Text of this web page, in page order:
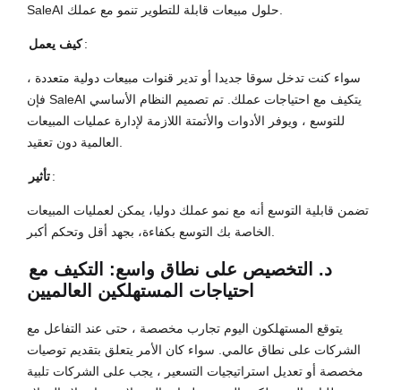
SaleAI حلول مبيعات قابلة للتطوير تنمو مع عملك.
كيف يعمل:
سواء كنت تدخل سوقا جديدا أو تدير قنوات مبيعات دولية متعددة ،
فإن SaleAI يتكيف مع احتياجات عملك. تم تصميم النظام الأساسي
للتوسع ، ويوفر الأدوات والأتمتة اللازمة لإدارة عمليات المبيعات
العالمية دون تعقيد.
تأثير:
تضمن قابلية التوسع أنه مع نمو عملك دوليا، يمكن لعمليات المبيعات
الخاصة بك التوسع بكفاءة، بجهد أقل وتحكم أكبر.
د. التخصيص على نطاق واسع: التكيف مع
احتياجات المستهلكين العالميين
يتوقع المستهلكون اليوم تجارب مخصصة ، حتى عند التفاعل مع
الشركات على نطاق عالمي. سواء كان الأمر يتعلق بتقديم توصيات
مخصصة أو تعديل استراتيجيات التسعير ، يجب على الشركات تلبية